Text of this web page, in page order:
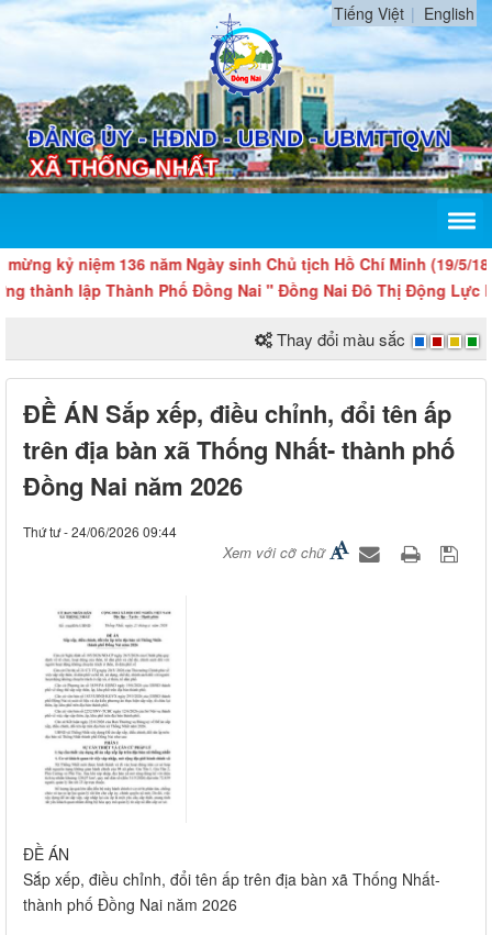
Tiếng Việt English
kỷ niệm 136 năm Ngày sinh Chủ tịch Hồ Chí Minh (19/5/1890
thành lập Thành Phố Đồng Nai " Đồng Nai Đô Thị Động Lực Mới
Thay đổi màu sắc
ĐỀ ÁN Sắp xếp, điều chỉnh, đổi tên ấp
trên địa bàn xã Thống Nhất- thành phố
Đồng Nai năm 2026
Thứ tư - 24/06/2026 09:44
Xem với cỡ chữ
ĐỀ ÁN
Sắp xếp, điều chỉnh, đổi tên ấp trên địa bàn xã Thống Nhất-
thành phố Đồng Nai năm 2026